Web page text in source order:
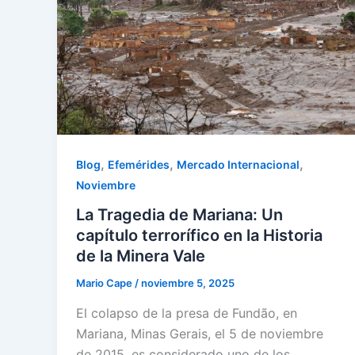
Blog, Efemérides, Mercado Internacional,
Noviembre
La Tragedia de Mariana: Un
capítulo terrorífico en la Historia
de la Minera Vale
Mario Cape/noviembre 5, 2025
El colapso de la presa de Fundão, en
Mariana, Minas Gerais, el 5 de noviembre